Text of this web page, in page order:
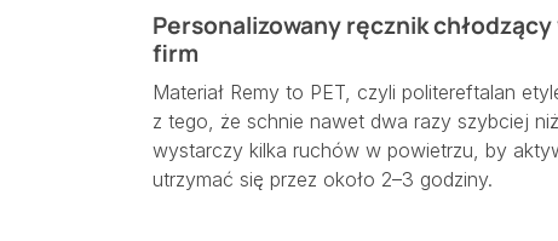
Personalizowany ręcznik
firm
Materiał Remy to PET, czyli politereftalan
z tego, że schnie nawet dwa razy szybciej
wystarczy kilka ruchów w powietrzu, by
utrzymać się przez około 2–3 godziny.